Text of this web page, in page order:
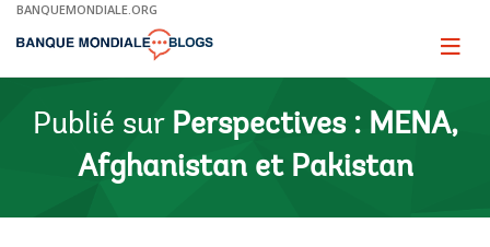
Skip
Main
BANQUEMONDIALE.ORG
Page
Publié sur Perspectives : MENA,
Afghanistan et Pakistan